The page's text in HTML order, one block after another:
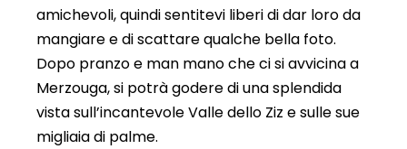
amichevoli, quindi sentitevi liberi di dar loro da
mangiare e di scattare qualche bella foto.
Dopo pranzo e man mano che ci si avvicina a
Merzouga, si potrà godere di una splendida
vista sull’incantevole Valle dello Ziz e sulle sue
migliaia di palme.